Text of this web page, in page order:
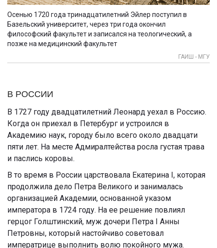
Осенью 1720 года тринадцатилетний Эйлер поступил в
Базельский университет, через три года окончил
философский факультет и записался на теологический, а
позже на медицинский факультет
ГАИШ - МГУ
В РОССИИ
В 1727 году двадцатилетний Леонард уехал в Россию.
Когда он приехал в Петербург и устроился в
Академию наук, городу было всего около двадцати
пяти лет. На месте Адмиралтейства росла густая трава
и паслись коровы.
В то время в России царствовала Екатерина I, которая
продолжила дело Петра Великого и занималась
организацией Академии, основанной указом
императора в 1724 году. На ее решение повлиял
герцог Голштинский, муж дочери Петра I Анны
Петровны, который настойчиво советовал
императрице выполнить волю покойного мужа.